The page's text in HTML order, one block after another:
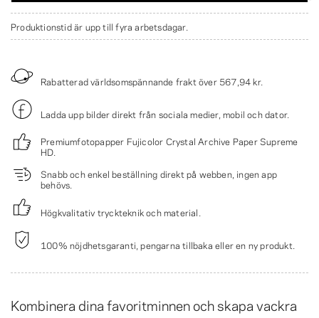
Kombinera dina favoritminnen och skapa vackra
Produktionstid är upp till fyra arbetsdagar.
Rabatterad världsomspännande frakt över 567,94 kr.
Ladda upp bilder direkt från sociala medier, mobil och dator.
Premiumfotopapper Fujicolor Crystal Archive Paper Supreme
HD.
Snabb och enkel beställning direkt på webben, ingen app
behövs.
Högkvalitativ tryckteknik och material.
100% nöjdhetsgaranti, pengarna tillbaka eller en ny produkt.